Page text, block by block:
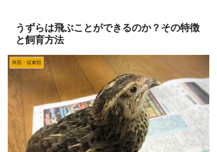
うずらは飛ぶことができるのか？その特徴
と飼育方法
鳥類・猛禽類